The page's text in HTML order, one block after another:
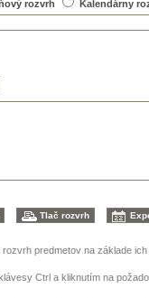
rozvrh
Kalendárny
predmetov na základe
Ctrl a kliknutím na